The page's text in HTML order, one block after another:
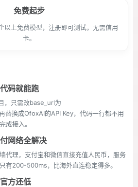
免费起步
以上免费模型，注册即可测试，无需信用
卡。
码就能跑
，只需改base_url为
换成OfoxAI的API Key，代码一行都不用
成接入。
网络全解决
代理，支付宝和微信直接充值人民币，服务
有200-500ms，比海外直连稳定得多。
方还低